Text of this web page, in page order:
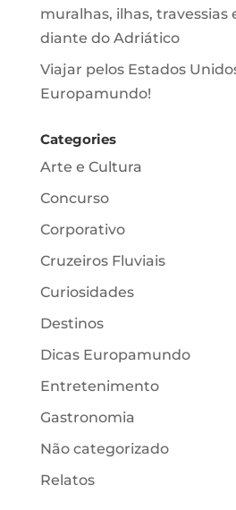
muralhas, ilhas, travessias
diante do Adriático
Viajar pelos Estados
Europamundo!
Categories
Arte e Cultura
Concurso
Corporativo
Cruzeiros Fluviais
Curiosidades
Destinos
Dicas Europamundo
Entretenimento
Gastronomia
Não categorizado
Relatos